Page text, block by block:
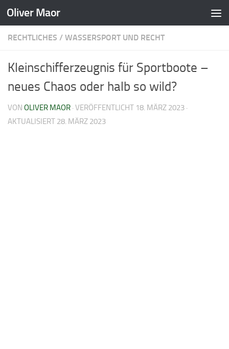
Zum Inhalt springen
Oliver Maor
RECHTLICHES / WASSERSPORT UND RECHT
Kleinschifferzeugnis für Sportboote –
neues Chaos oder halb so wild?
VON OLIVER MAOR · VERÖFFENTLICHT 18. MÄRZ 2023 ·
AKTUALISIERT 28. MÄRZ 2023